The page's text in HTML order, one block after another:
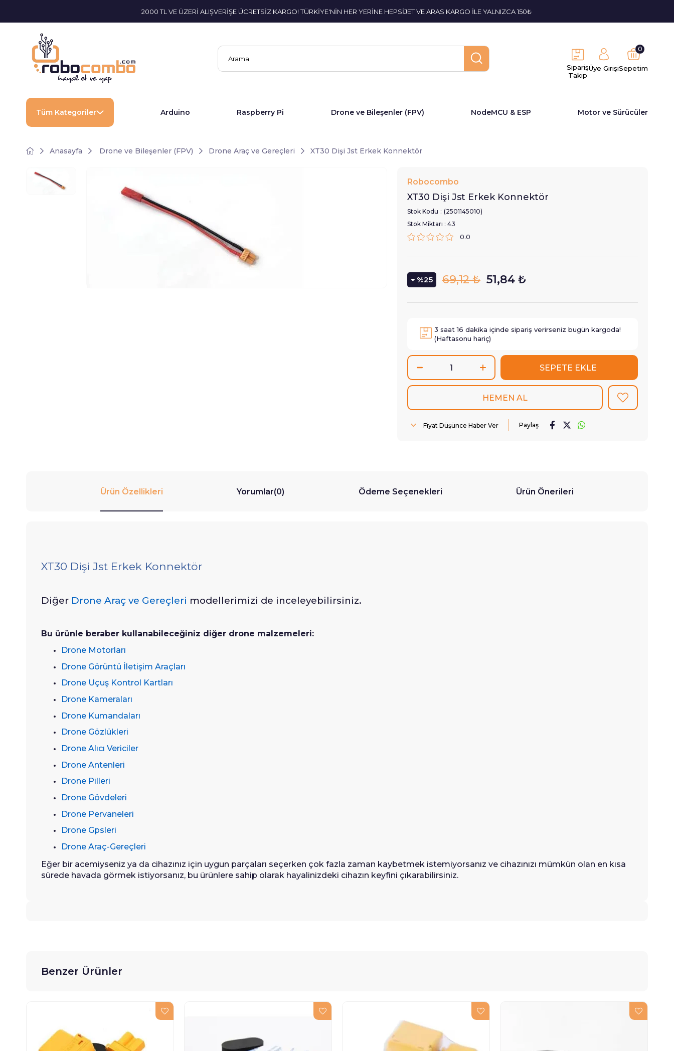
2000 TL VE ÜZERİ ALIŞVERİŞE ÜCRETSİZ KARGO! TÜRKİYE'NİN HER YERİNE HEPSİJET VE ARAS KARGO İLE YALNIZCA 150₺
Sipariş
Takip
Üye GirişiSepetim
0
Tüm Kategoriler Arduino Raspberry Pi Drone ve Bileşenler (FPV) NodeMCU & ESP Motor ve Sürücüler
Anasayfa Drone ve Bileşenler (FPV) Drone Araç ve Gereçleri XT30 Dişi Jst Erkek Konnektör
Robocombo
XT30 Dişi Jst Erkek Konnektör
Stok Kodu
(2501145010)
Stok Miktarı : 43
0.0
25 69,12 ₺ 51,84 ₺
3 saat16 dakika içinde sipariş verirseniz bugün kargoda!
(Haftasonu hariç)
Fiyat Düşünce Haber Ver Paylaş
Ürün Özellikleri Yorumlar(0) Ödeme Seçenekleri Ürün Önerileri
XT30 Dişi Jst Erkek Konnektör
Diğer Drone Araç ve Gereçleri modellerimizi de inceleyebilirsiniz.
Bu ürünle beraber kullanabileceğiniz diğer drone malzemeleri:
Drone Motorları
Drone Görüntü İletişim Araçları
Drone Uçuş Kontrol Kartları
Drone Kameraları
Drone Kumandaları
Drone Gözlükleri
Drone Alıcı Vericiler
Drone Antenleri
Drone Pilleri
Drone Gövdeleri
Drone Pervaneleri
Drone Gpsleri
Drone Araç-Gereçleri
Eğer bir acemiyseniz ya da cihazınız için uygun parçaları seçerken çok fazla zaman kaybetmek istemiyorsanız ve cihazınızı mümkün olan en kısa
sürede havada görmek istiyorsanız, bu ürünlere sahip olarak hayalinizdeki cihazın keyfini çıkarabilirsiniz.
Benzer Ürünler